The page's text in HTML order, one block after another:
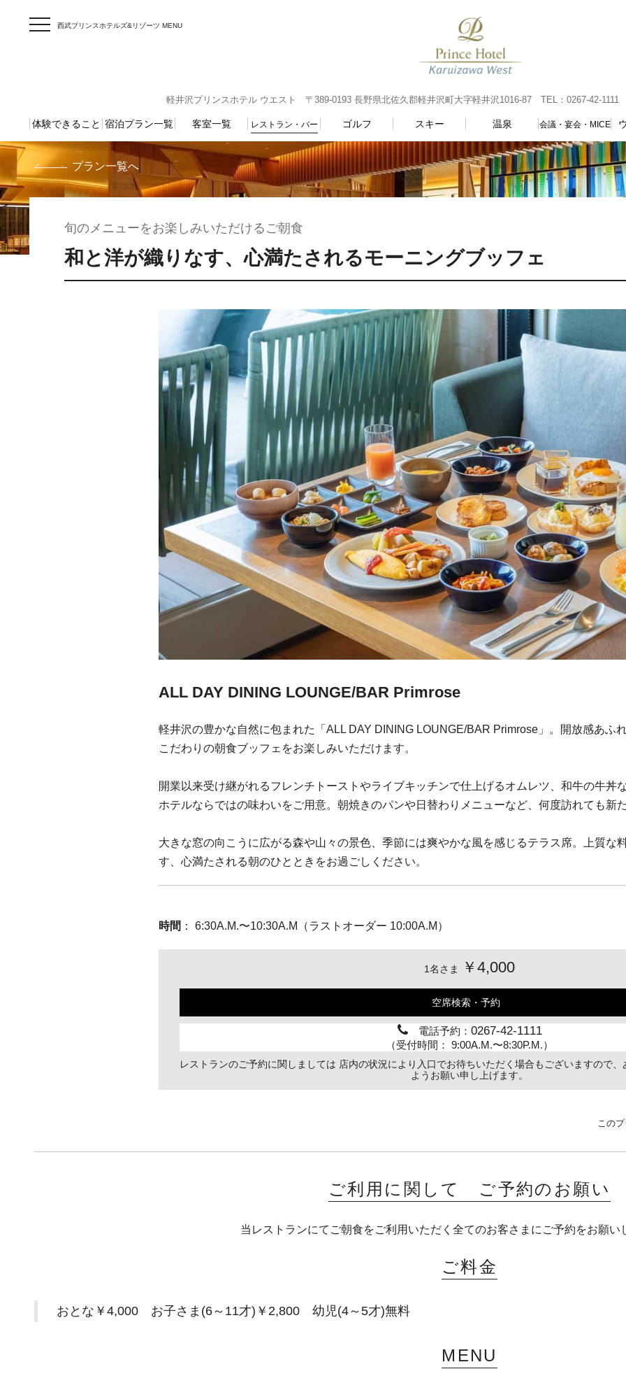
西武プリンスホテルズ&リゾーツ MENU
軽井沢プリンスホテル ウエスト 〒389-0193 長野県北佐久郡軽井沢町大字軽井沢1016-87 TEL：0267-42-1111
体験できること 宿泊プラン一覧 客室一覧 レストラン・バー ゴルフ スキー 温泉 会議・宴会・MICE
プラン一覧へ
旬のメニューをお楽しみいただけるご朝食
和と洋が織りなす、心満たされるモーニングブッフェ
ALL DAY DINING LOUNGE/BAR Primrose
軽井沢の豊かな自然に包まれた「ALL DAY DINING LOUNGE/BAR Primrose」。開放感あふ
こだわりの朝食ブッフェをお楽しみいただけます。
開業以来受け継がれるフレンチトーストやライブキッチンで仕上げるオムレツ、和牛の牛丼
ホテルならではの味わいをご用意。朝焼きのパンや日替わりメニューなど、何度訪れても新
大きな窓の向こうに広がる森や山々の景色、季節には爽やかな風を感じるテラス席。上質な
す、心満たされる朝のひとときをお過ごしください。
時間 ： 6:30A.M.〜10:30A.M（ラストオーダー 10:00A.M）
1名さま ￥4,000
空席検索・予約
電話予約： 0267-42-1111
（受付時間： 9:00A.M.〜8:30P.M.）
レストランのご予約に関しましては 店内の状況により入口でお待ちいただく場合もございますので
ようお願い申し上げます。
この
ご利用に関して ご予約のお願い
当レストランにてご朝食をご利用いただく全てのお客さまにご予約をお願い
ご料金
おとな￥4,000 お子さま(6～11才)￥2,800 幼児(4～5才)無料
MENU